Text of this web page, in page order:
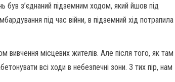
був з’єднаний підземним ходом, який йшов під
під час війни, в підземний хід потрапила
вивчення місцевих жителів. Але після того, як там
всі ходи в небезпечні зони. З тих пір, нам